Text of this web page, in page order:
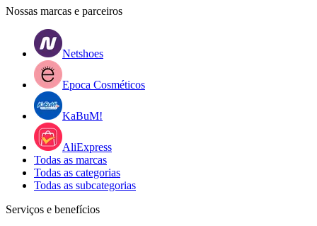
Nossas marcas e parceiros
Netshoes
Epoca Cosméticos
KaBuM!
AliExpress
Todas as marcas
Todas as categorias
Todas as subcategorias
Serviços e benefícios